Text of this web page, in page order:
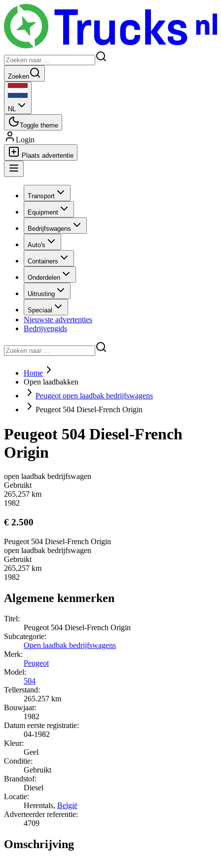
Zoeken
NL
Toggle theme
Login
Plaats advertentie
Transport
Equipment
Bedrijfswagens
Auto's
Containers
Onderdelen
Uitrusting
Speciaal
Nieuwste advertenties
Bedrijvengids
Home
Open laadbakken
Peugeot open laadbak bedrijfswagens
Peugeot 504 Diesel-French Origin
Peugeot 504 Diesel-French
Origin
open laadbak bedrijfswagen
Gebruikt
265,257 km
1982
€ 2.500
Peugeot 504 Diesel-French Origin
open laadbak bedrijfswagen
Gebruikt
265,257 km
1982
Algemene kenmerken
Titel:
Peugeot 504 Diesel-French Origin
Subcategorie:
Open laadbak bedrijfswagens
Merk:
Peugeot
Model:
504
Tellerstand:
265.257 km
Bouwjaar:
1982
Datum eerste registratie:
04-1982
Kleur:
Geel
Conditie:
Gebruikt
Brandstof:
Diesel
Locatie:
Herentals, België
Adverteerder referentie:
4709
Omschrijving